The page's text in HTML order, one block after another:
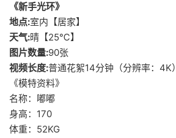
《新手光环》
地点:室内【居家】
天气:晴【25℃】
图片数量:90张
视频长度:普通花絮14分钟（分辨率：4K）
《模特资料》
名称：嘟嘟
身高：170
体重：52KG